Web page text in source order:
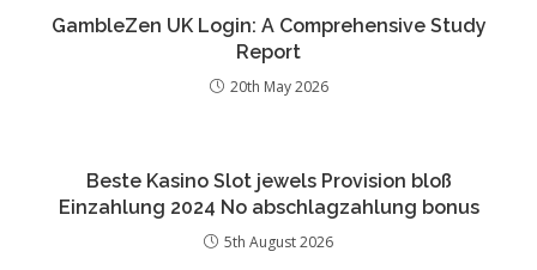
GambleZen UK Login: A Comprehensive Study
Report
20th May 2026
Beste Kasino Slot jewels Provision bloß
Einzahlung 2024 No abschlagzahlung bonus
5th August 2026